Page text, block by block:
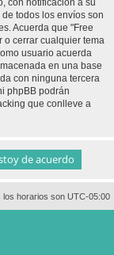
con notificación a su
todos los envíos son
Acuerda que "Free
o cerrar cualquier tema
usuario acuerda
en una base
con ninguna tercera
phpBB podrán
que conlleve a
los horarios son UTC-05:00